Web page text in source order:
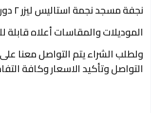
نجفة مسجد نجمة استاليس ليزر ٢ دورا قطر ٣ متر .
الموديلات والمقاسات أعلاه قابلة
التواصل وتأكيد الاسعار وكافة